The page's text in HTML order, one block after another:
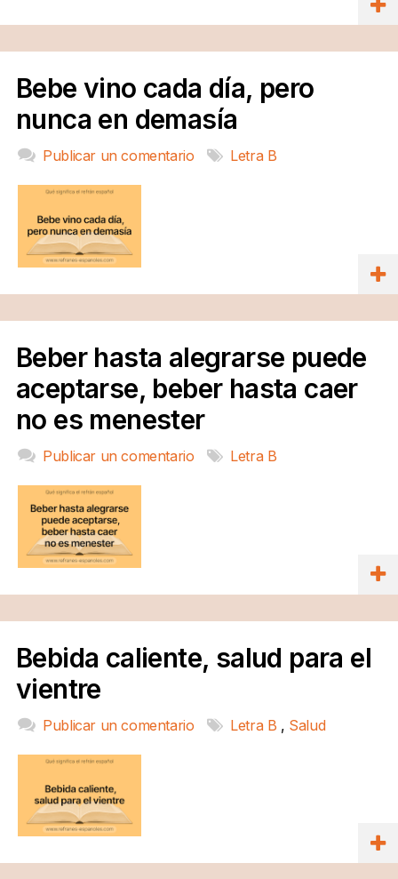
Bebe vino cada día, pero
nunca en demasía
Publicar un comentario Letra B
Beber hasta alegrarse puede
aceptarse, beber hasta caer
no es menester
Publicar un comentario Letra B
Bebida caliente, salud para el
vientre
Publicar un comentario Letra B , Salud